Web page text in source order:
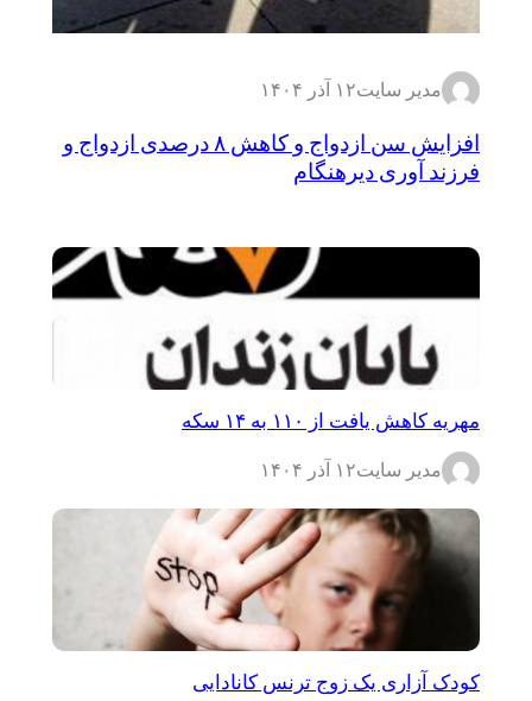
مدیر سایت۱۲ آذر ۱۴۰۴
افزایش سن ازدواج و کاهش ۸ درصدی ازدواج و
فرزند آوری دیرهنگام
مهریه کاهش یافت از ۱۱۰ به ۱۴ سکه
مدیر سایت۱۲ آذر ۱۴۰۴
کودک آزاری یک زوج ترنس کانادایی